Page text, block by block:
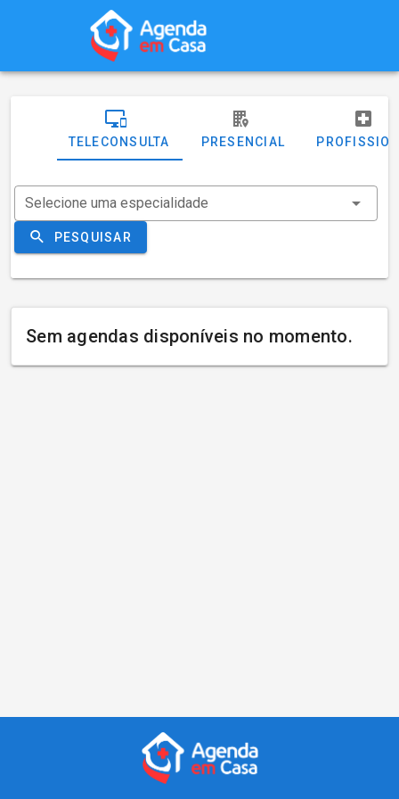
TELECONSULTA PRESENCIAL
Selecione uma especialidade
PESQUISAR
Sem agendas disponíveis no momento.